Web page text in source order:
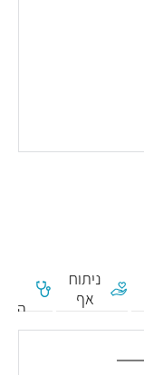
ניתוח
אף